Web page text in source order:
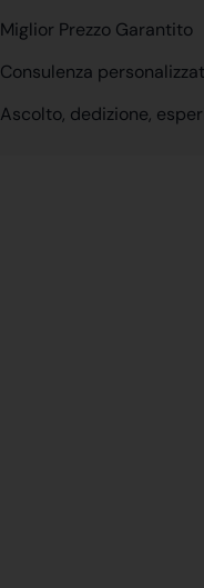
Miglior Prezzo Garantito
Consulenza
Ascolto, dedizione,